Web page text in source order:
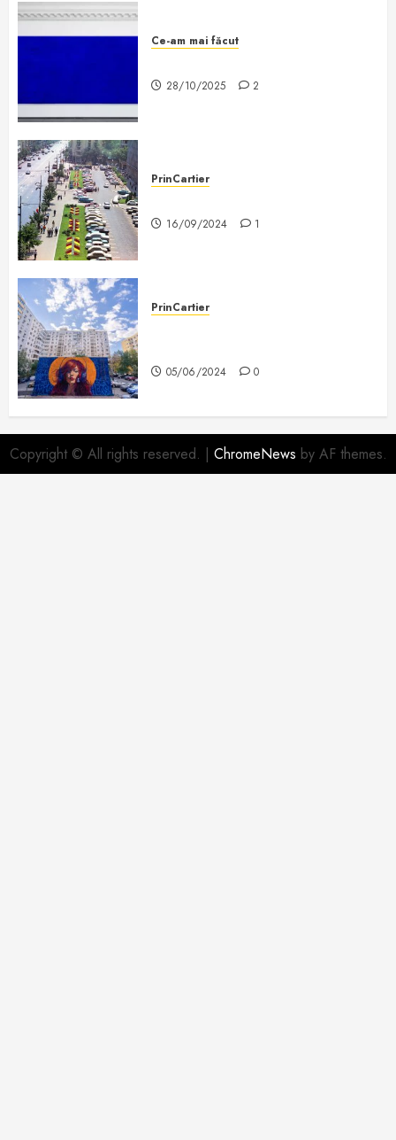
Ce-am mai făcut
28/10/2025 2
PrinCartier
16/09/2024 1
PrinCartier
05/06/2024 0
Copyright © All rights reserved. | ChromeNews by AF themes.